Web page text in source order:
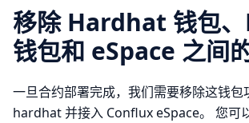
移除 Hardhat 钱包
钱包和 eSpace 之间
一旦合约部署完成，我们需要移除这钱包
hardhat 并接入 Conflux eSpace。 您可